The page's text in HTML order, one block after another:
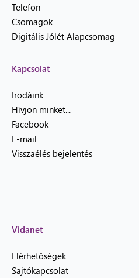
Telefon
Csomagok
Digitális Jólét Alapcsomag
Kapcsolat
Irodáink
Hívjon minket...
Facebook
E-mail
Visszaélés bejelentés
Vidanet
Elérhetőségek
Sajtókapcsolat